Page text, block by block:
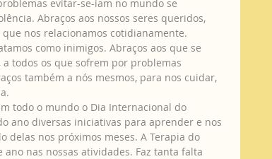
evitar-se-iam no mundo se
Abraços aos nossos seres queridos,
nos relacionamos cotidianamente.
como inimigos. Abraços aos que se
a todos os que sofrem por problemas
também a nós mesmos, para nos cuidar,
ano diversas iniciativas para aprender e nos
delas nos próximos meses. A Terapia do
nas nossas atividades. Faz tanta falta